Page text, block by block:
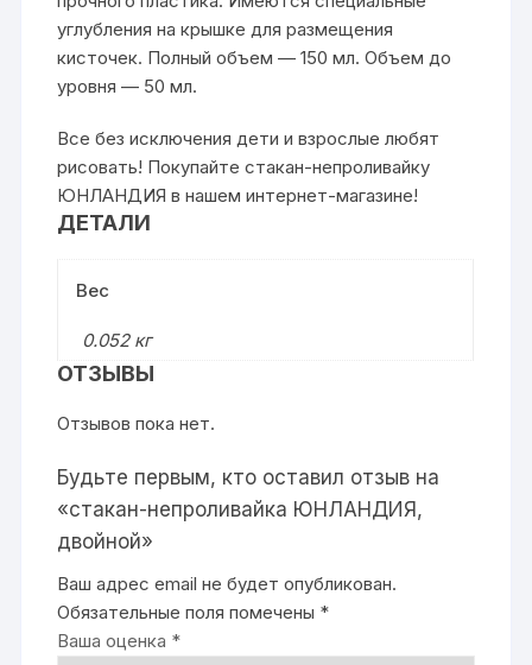
углубления на крышке для размещения
кисточек. Полный объем — 150 мл. Объем до
уровня — 50 мл.
Все без исключения дети и взрослые любят
рисовать! Покупайте стакан-непроливайку
ЮНЛАНДИЯ в нашем интернет-магазине!
ДЕТАЛИ
Вес
0.052 кг
ОТЗЫВЫ
Отзывов пока нет.
Будьте первым, кто оставил отзыв на
«стакан-непроливайка ЮНЛАНДИЯ,
двойной»
Ваш адрес email не будет опубликован.
Обязательные поля помечены *
Ваша оценка *